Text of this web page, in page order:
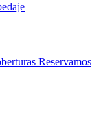
Reservamos